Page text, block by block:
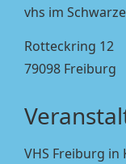
vhs im
Rotteckring 12
79098 Freiburg
VHS Freiburg